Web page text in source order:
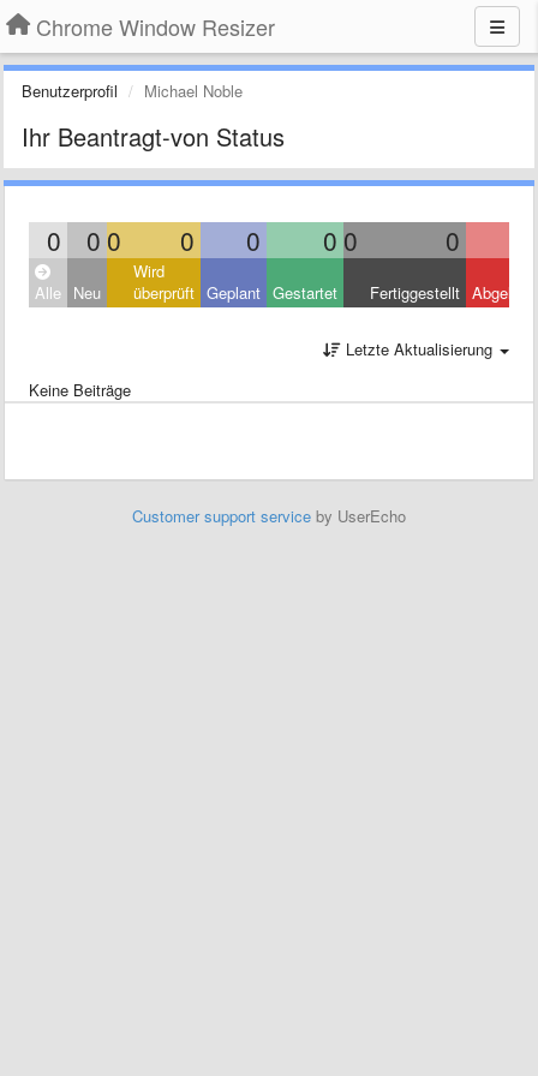
Chrome Window Resizer
Benutzerprofil Michael Noble
Ihr Beantragt-von Status
0 0 0 0 0 0 0 0
Alle Neu
Wird
überprüft Geplant Gestartet Fertiggestellt
Letzte Aktualisierung
Keine Beiträge
Customer support service by UserEcho